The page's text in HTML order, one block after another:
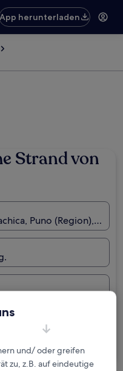
App herunterladen
Strand von
Puno (Region), Peru
und/ oder greifen
zu, z.B. auf eindeutige